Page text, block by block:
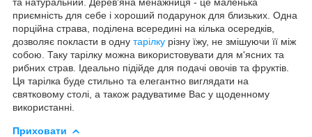
приємність для себе і хороший подарунок для близьких. Одна
порційна страва, поділена всередині на кілька осередків,
дозволяє покласти в одну тарілку різну їжу, не змішуючи її між
собою. Таку тарілку можна використовувати для м'ясних та
рибних страв. Ідеально підійде для подачі овочів та фруктів.
Ця тарілка буде стильно та елегантно виглядати на
святковому столі, а також радуватиме Вас у щоденному
використанні.
Приховати